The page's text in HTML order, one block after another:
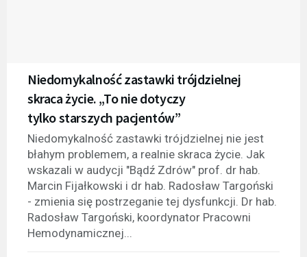
Niedomykalność zastawki trójdzielnej
skraca życie. „To nie dotyczy
tylko starszych pacjentów”
Niedomykalność zastawki trójdzielnej nie jest
błahym problemem, a realnie skraca życie. Jak
wskazali w audycji "Bądź Zdrów" prof. dr hab.
Marcin Fijałkowski i dr hab. Radosław Targoński
- zmienia się postrzeganie tej dysfunkcji. Dr hab.
Radosław Targoński, koordynator Pracowni
Hemodynamicznej...